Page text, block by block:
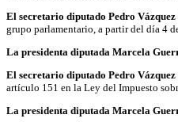
El secretario diputado Pedro Vázquez
grupo parlamentario, a partir del día 4
La presidenta diputada Marcela
El secretario diputado Pedro Vázquez
artículo 151 en la Ley del Impuesto
La presidenta diputada Marcela